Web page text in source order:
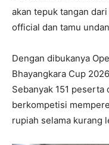
akan tepuk tangan
official dan tamu
Dengan dibukanya
Bhayangkara Cup
Sebanyak 151
berkompetisi
rupiah selama kurang